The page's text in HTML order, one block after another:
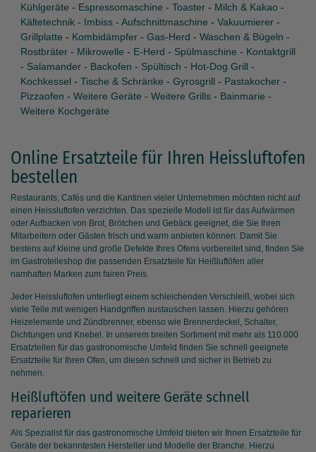
Kühlgeräte - Espressomaschine - Toaster - Milch & Kakao -
Kältetechnik - Imbiss - Aufschnittmaschine - Vakuumierer -
Grillplatte - Kombidämpfer - Gas-Herd - Waschen & Bügeln -
Rostbräter - Mikrowelle - E-Herd - Spülmaschine - Kontaktgrill
- Salamander - Backofen - Spültisch - Hot-Dog Grill -
Kochkessel - Tische & Schränke - Gyrosgrill - Pastakocher -
Pizzaofen - Weitere Geräte - Weitere Grills - Bainmarie -
Weitere Kochgeräte
Online Ersatzteile für Ihren Heissluftofen
bestellen
Restaurants, Cafés und die Kantinen vieler Unternehmen möchten nicht auf
einen Heissluftofen verzichten. Das spezielle Modell ist für das Aufwärmen
oder Aufbacken von Brot, Brötchen und Gebäck geeignet, die Sie Ihren
Mitarbeitern oder Gästen frisch und warm anbieten können. Damit Sie
bestens auf kleine und große Defekte Ihres Ofens vorbereitet sind, finden Sie
im Gastroteileshop die passenden Ersatzteile für Heißluftöfen aller
namhaften Marken zum fairen Preis.
Jeder Heissluftofen unterliegt einem schleichenden Verschleiß, wobei sich
viele Teile mit wenigen Handgriffen austauschen lassen. Hierzu gehören
Heizelemente und Zündbrenner, ebenso wie Brennerdeckel, Schalter,
Dichtungen und Knebel. In unserem breiten Sortiment mit mehr als 110.000
Ersatzteilen für das gastronomische Umfeld finden Sie schnell geeignete
Ersatzteile für Ihren Ofen, um diesen schnell und sicher in Betrieb zu
nehmen.
Heißluftöfen und weitere Geräte schnell
reparieren
Als Spezialist für das gastronomische Umfeld bieten wir Ihnen Ersatzteile für
Geräte der bekanntesten Hersteller und Modelle der Branche. Hierzu